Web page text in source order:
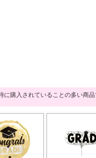
に購入されていることの多い商